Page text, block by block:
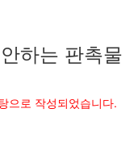
하는 판촉물
으로 작성되었습니다.